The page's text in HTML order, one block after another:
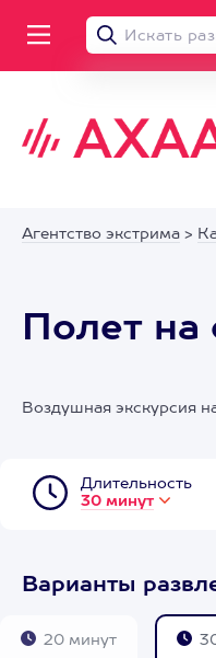
Агентство экстрима >
Полет на
Воздушная экскурсия
Длительность
30 минут
Варианты
20 минут